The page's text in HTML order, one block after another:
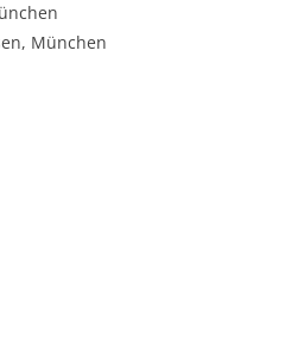
München